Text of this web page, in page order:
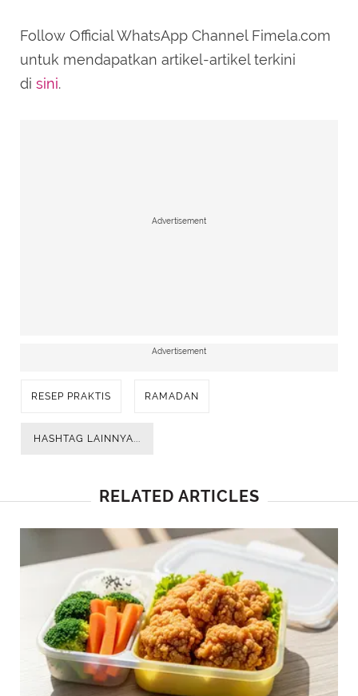
SUBMIT REVIEW
Follow Official WhatsApp Channel Fimela.com
untuk mendapatkan artikel-artikel terkini
di sini.
Advertisement
Advertisement
RESEP PRAKTIS RAMADAN
HASHTAG LAINNYA...
RELATED ARTICLES